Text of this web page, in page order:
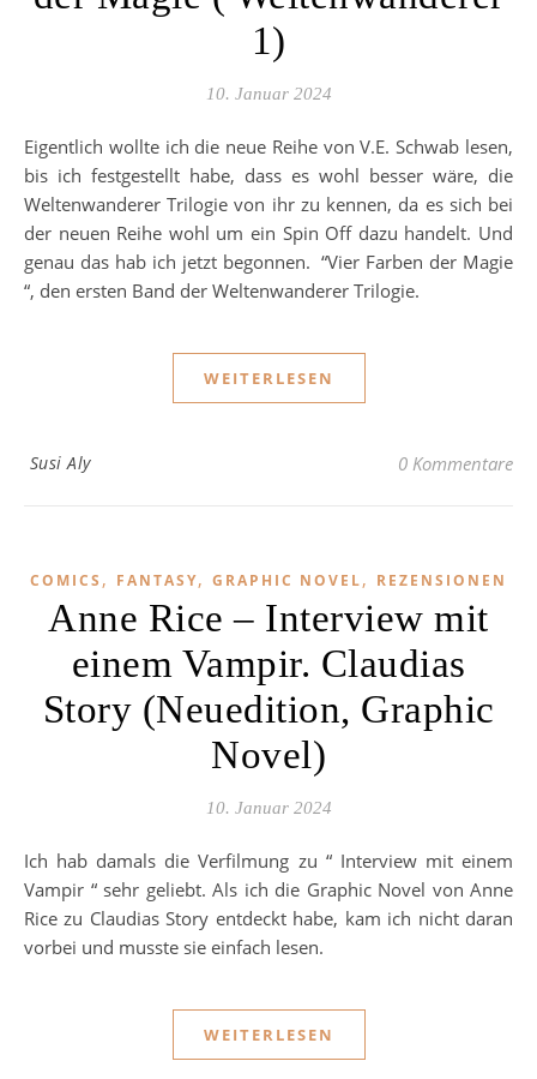
1)
10. Januar 2024
Eigentlich wollte ich die neue Reihe von V.E. Schwab lesen,
bis ich festgestellt habe, dass es wohl besser wäre, die
Weltenwanderer Trilogie von ihr zu kennen, da es sich bei
der neuen Reihe wohl um ein Spin Off dazu handelt. Und
genau das hab ich jetzt begonnen. “Vier Farben der Magie
“, den ersten Band der Weltenwanderer Trilogie.
WEITERLESEN
Susi Aly 0 Kommentare
COMICS , FANTASY, GRAPHIC NOVEL, REZENSIONEN
Anne Rice – Interview mit
einem Vampir. Claudias
Story (Neuedition, Graphic
Novel)
10. Januar 2024
Ich hab damals die Verfilmung zu “ Interview mit einem
Vampir “ sehr geliebt. Als ich die Graphic Novel von Anne
Rice zu Claudias Story entdeckt habe, kam ich nicht daran
vorbei und musste sie einfach lesen.
WEITERLESEN